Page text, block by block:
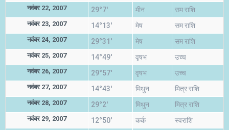
नवंबर 22, 2007 29°7' मीन सम राशि
नवंबर 23, 2007 14°13' मेष सम राशि
नवंबर 24, 2007 29°31' मेष सम राशि
नवंबर 25, 2007 14°49' वृषभ उच्च
नवंबर 26, 2007 29°57' वृषभ उच्च
नवंबर 27, 2007 14°43' मिथुन मित्र राशि
नवंबर 28, 2007 29°2' मिथुन मित्र राशि
नवंबर 29, 2007 12°50' कर्क स्वराशि